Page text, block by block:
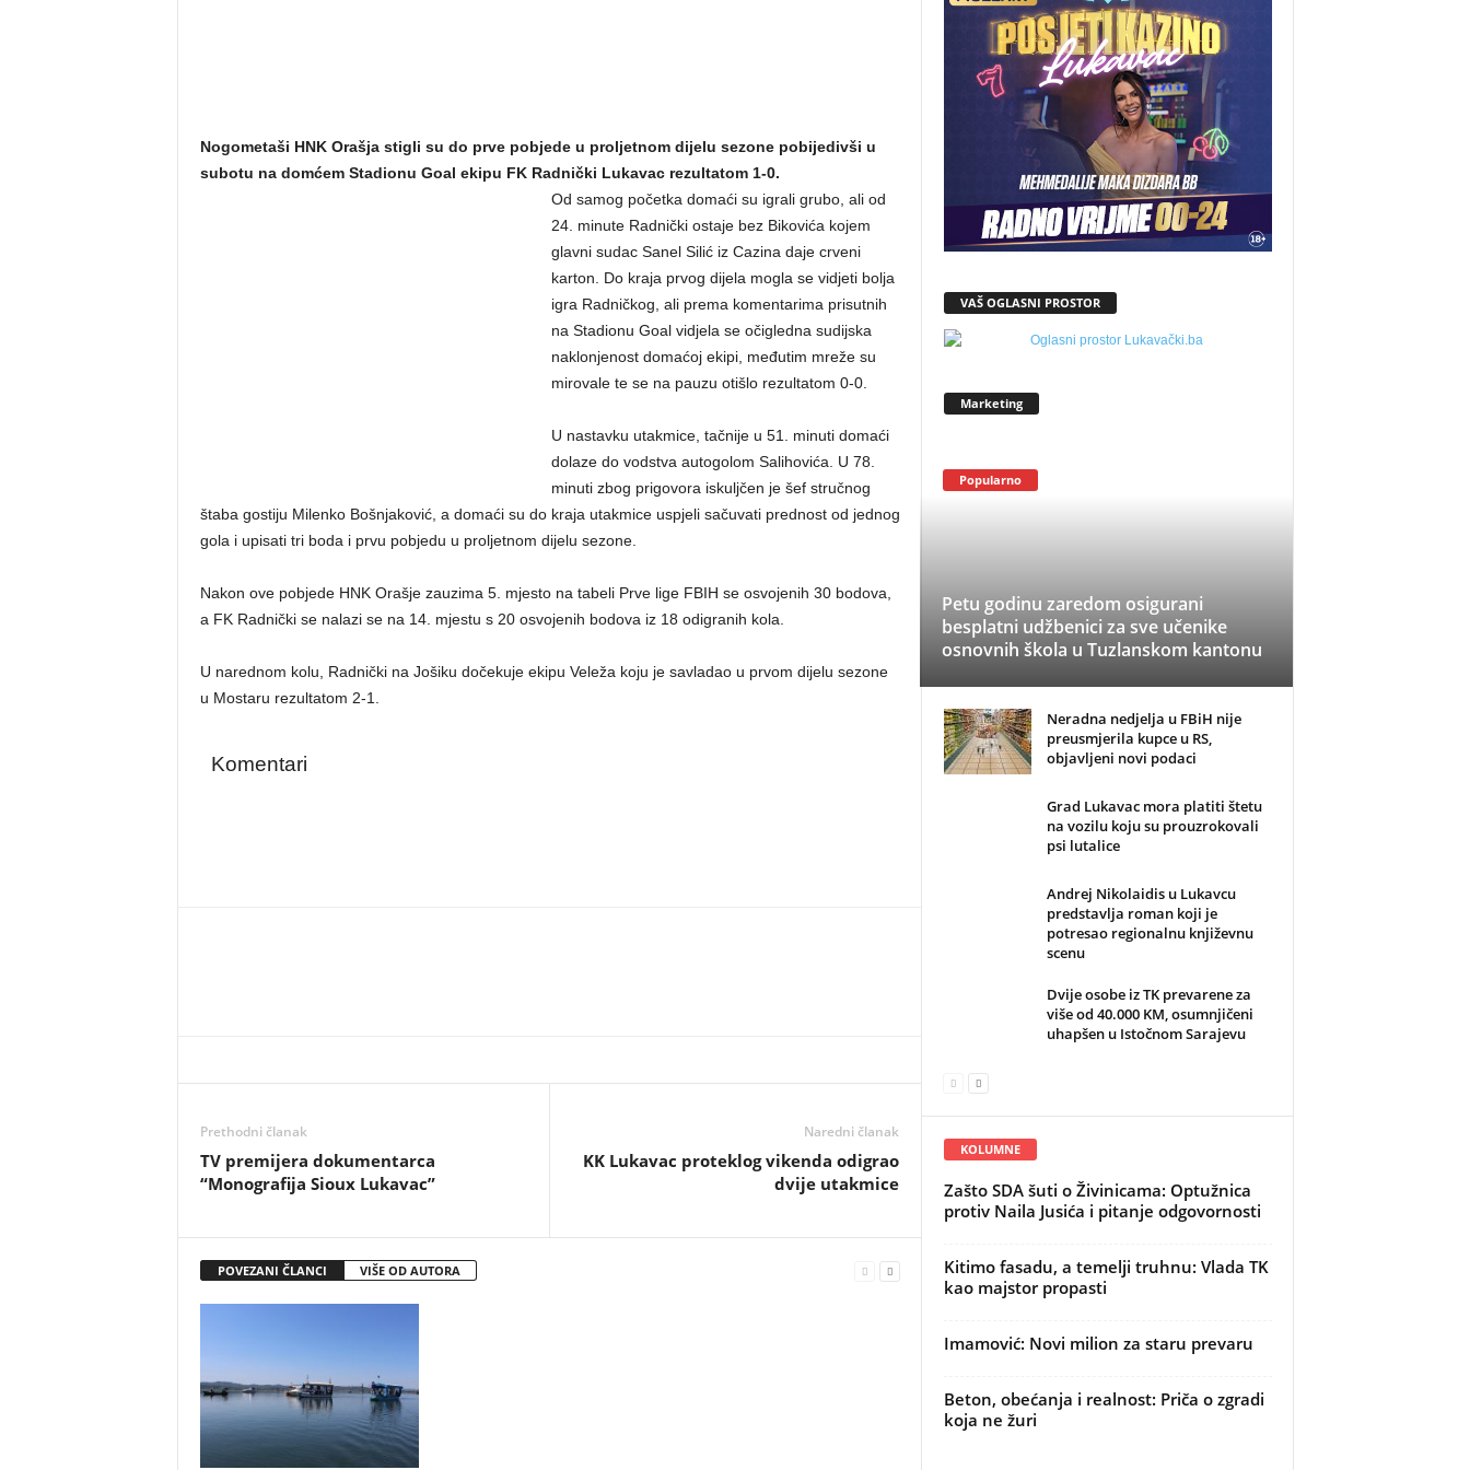
Nogometaši HNK Orašja stigli su do prve pobjede u proljetnom dijelu sezone pobijedivši u
subotu na domćem Stadionu Goal ekipu FK Radnički Lukavac rezultatom 1-0.
Od samog početka domaći su igrali grubo, ali od
24. minute Radnički ostaje bez Bikovića kojem
glavni sudac Sanel Silić iz Cazina daje crveni
karton. Do kraja prvog dijela mogla se vidjeti bolja
igra Radničkog, ali prema komentarima prisutnih
na Stadionu Goal vidjela se očigledna sudijska
naklonjenost domaćoj ekipi, međutim mreže su
mirovale te se na pauzu otišlo rezultatom 0-0.
U nastavku utakmice, tačnije u 51. minuti domaći
dolaze do vodstva autogolom Salihovića. U 78.
minuti zbog prigovora iskuljčen je šef stručnog
štaba gostiju Milenko Bošnjaković, a domaći su do kraja utakmice uspjeli sačuvati prednost od jednog
gola i upisati tri boda i prvu pobjedu u proljetnom dijelu sezone.
Nakon ove pobjede HNK Orašje zauzima 5. mjesto na tabeli Prve lige FBIH se osvojenih 30 bodova,
a FK Radnički se nalazi se na 14. mjestu s 20 osvojenih bodova iz 18 odigranih kola.
U narednom kolu, Radnički na Jošiku dočekuje ekipu Veleža koju je savladao u prvom dijelu sezone
u Mostaru rezultatom 2-1.
Komentari
Prethodni članak
TV premijera dokumentarca
“Monografija Sioux Lukavac”
Naredni članak
KK Lukavac proteklog vikenda odigrao
dvije utakmice
POVEZANI ČLANCI VIŠE OD AUTORA
VAŠ OGLASNI PROSTOR
Marketing
Popularno
Petu godinu zaredom osigurani
besplatni udžbenici za sve učenike
osnovnih škola u Tuzlanskom kantonu
Neradna nedjelja u FBiH nije
preusmjerila kupce u RS,
objavljeni novi podaci
Grad Lukavac mora platiti štetu
na vozilu koju su prouzrokovali
psi lutalice
Andrej Nikolaidis u Lukavcu
predstavlja roman koji je
potresao regionalnu književnu
scenu
Dvije osobe iz TK prevarene za
više od 40.000 KM, osumnjičeni
uhapšen u Istočnom Sarajevu
KOLUMNE
Zašto SDA šuti o Živinicama: Optužnica
protiv Naila Jusića i pitanje odgovornosti
Kitimo fasadu, a temelji truhnu: Vlada TK
kao majstor propasti
Imamović: Novi milion za staru prevaru
Beton, obećanja i realnost: Priča o zgradi
koja ne žuri